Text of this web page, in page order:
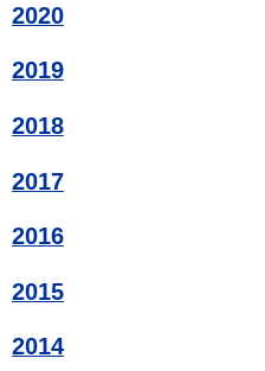
2020
2019
2018
2017
2016
2015
2014